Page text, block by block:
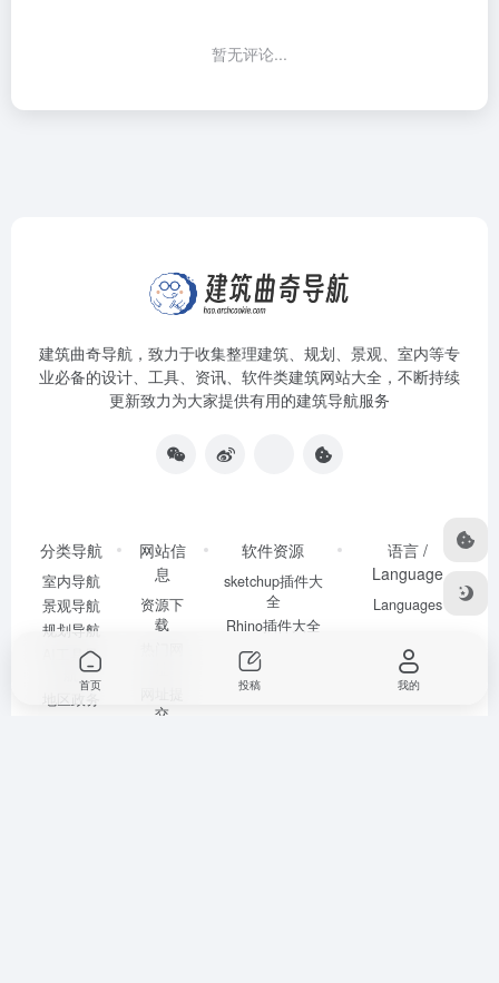
暂无评论...
建筑曲奇导航 ，致力于收集整理建筑、规划、景观、室内等专
业必备的设计、工具、资讯、软件类建筑网站大全，不断持续
更新致力为大家提供有用的建筑导航服务
分类导航
室内导航
景观导航
规划导航
AI工具导
网站信
息
资源下
载
交
软件资源
sketchup插件大
全
Rhino插件大全
语言 /
Language
Languages
首页 投稿 我的